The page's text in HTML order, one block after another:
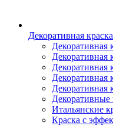
Декоративная краска
Декоративная
Декоративная
Декоративная
Декоративная
Декоративные
Итальянские
Краска с